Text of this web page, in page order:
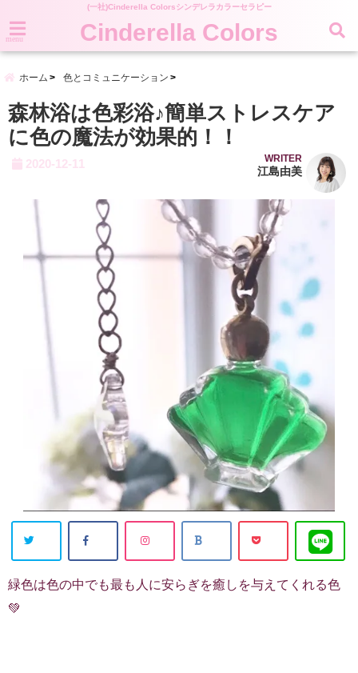
(一社)Cinderella Colorsシンデレラカラーセラピー
menu Cinderella Colors
ホーム 色とコミュニケーション
森林浴は色彩浴♪簡単ストレスケア
に色の魔法が効果的！！
2020-12-11 WRITER
江島由美
緑色は色の中でも最も人に安らぎを癒しを与えてくれる色
💚